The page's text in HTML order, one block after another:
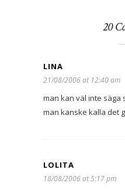
20
LINA
21/08/2006 at 12:40 am
man kan väl inte säga
man kanske kalla det
LOLITA
18/08/2006 at 5:17 pm